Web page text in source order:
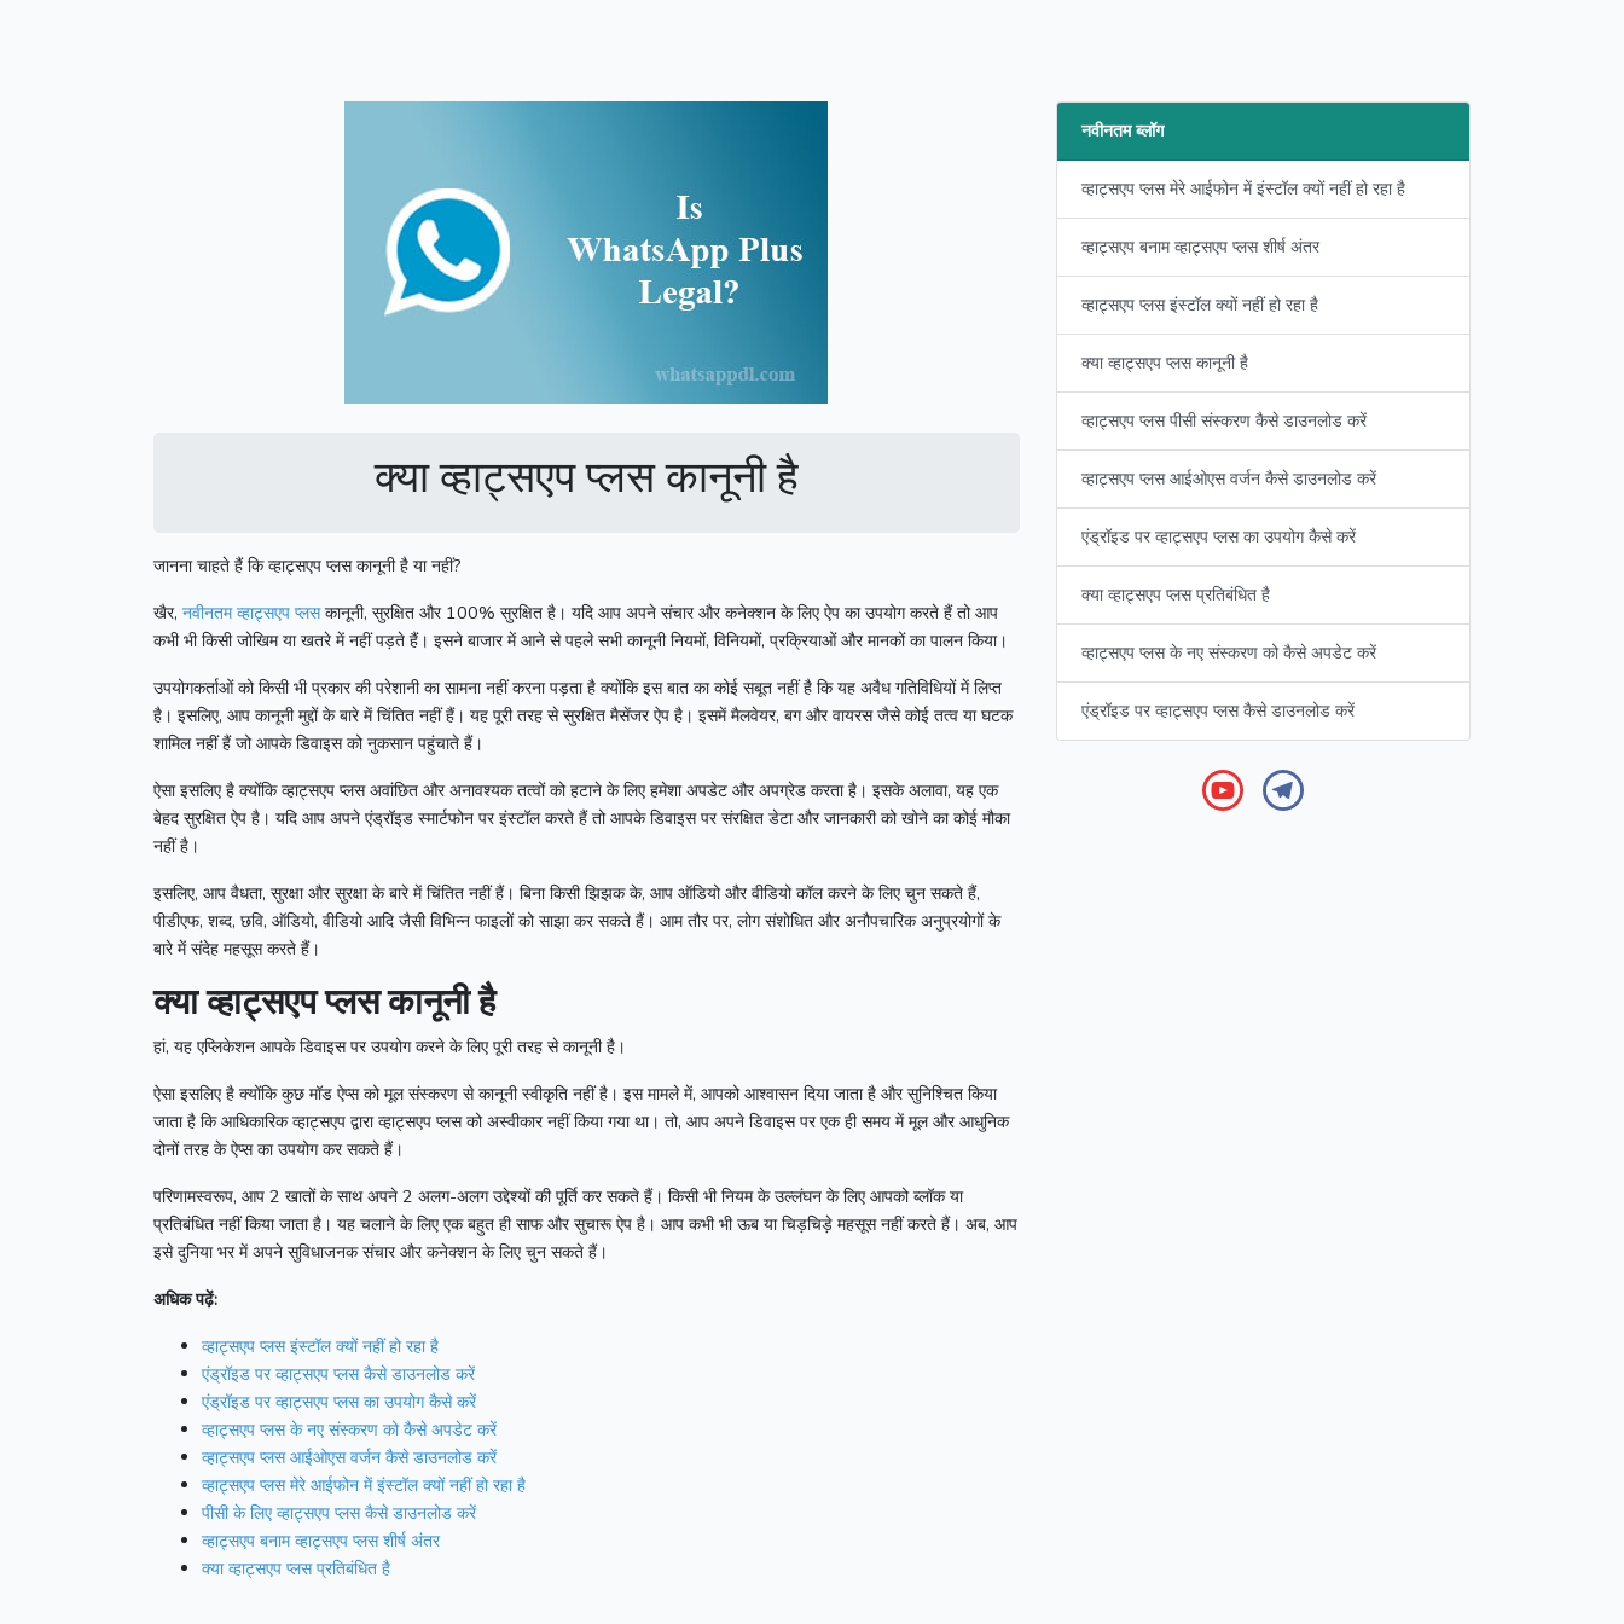
क्या व्हाट्सएप प्लस कानूनी है
जानना चाहते हैं कि व्हाट्सएप प्लस कानूनी है या नहीं?
खैर, नवीनतम व्हाट्सएप प्लसकानूनी, सुरक्षित और 100% सुरक्षित है। यदि आप अपने संचार और कनेक्शन के लिए ऐप का उपयोग करते हैं तो आप
कभी भी किसी जोखिम या खतरे में नहीं पड़ते हैं। इसने बाजार में आने से पहले सभी कानूनी नियमों, विनियमों, प्रक्रियाओं और मानकों का पालन किया।
उपयोगकर्ताओं को किसी भी प्रकार की परेशानी का सामना नहीं करना पड़ता है क्योंकि इस बात का कोई सबूत नहीं है कि यह अवैध गतिविधियों में लिप्त
है। इसलिए, आप कानूनी मुद्दों के बारे में चिंतित नहीं हैं। यह पूरी तरह से सुरक्षित मैसेंजर ऐप है। इसमें मैलवेयर, बग और वायरस जैसे कोई तत्व या घटक
शामिल नहीं हैं जो आपके डिवाइस को नुकसान पहुंचाते हैं।
ऐसा इसलिए है क्योंकि व्हाट्सएप प्लस अवांछित और अनावश्यक तत्वों को हटाने के लिए हमेशा अपडेट और अपग्रेड करता है। इसके अलावा, यह एक
बेहद सुरक्षित ऐप है। यदि आप अपने एंड्रॉइड स्मार्टफोन पर इंस्टॉल करते हैं तो आपके डिवाइस पर संरक्षित डेटा और जानकारी को खोने का कोई मौका
नहीं है।
इसलिए, आप वैधता, सुरक्षा और सुरक्षा के बारे में चिंतित नहीं हैं। बिना किसी झिझक के, आप ऑडियो और वीडियो कॉल करने के लिए चुन सकते हैं,
पीडीएफ, शब्द, छवि, ऑडियो, वीडियो आदि जैसी विभिन्न फाइलों को साझा कर सकते हैं। आम तौर पर, लोग संशोधित और अनौपचारिक अनुप्रयोगों के
बारे में संदेह महसूस करते हैं।
क्या व्हाट्सएप प्लस कानूनी है
हां, यह एप्लिकेशन आपके डिवाइस पर उपयोग करने के लिए पूरी तरह से कानूनी है।
ऐसा इसलिए है क्योंकि कुछ मॉड ऐप्स को मूल संस्करण से कानूनी स्वीकृति नहीं है। इस मामले में, आपको आश्वासन दिया जाता है और सुनिश्चित किया
जाता है कि आधिकारिक व्हाट्सएप द्वारा व्हाट्सएप प्लस को अस्वीकार नहीं किया गया था। तो, आप अपने डिवाइस पर एक ही समय में मूल और आधुनिक
दोनों तरह के ऐप्स का उपयोग कर सकते हैं।
परिणामस्वरूप, आप 2 खातों के साथ अपने 2 अलग-अलग उद्देश्यों की पूर्ति कर सकते हैं। किसी भी नियम के उल्लंघन के लिए आपको ब्लॉक या
प्रतिबंधित नहीं किया जाता है। यह चलाने के लिए एक बहुत ही साफ और सुचारू ऐप है। आप कभी भी ऊब या चिड़चिड़े महसूस नहीं करते हैं। अब, आप
इसे दुनिया भर में अपने सुविधाजनक संचार और कनेक्शन के लिए चुन सकते हैं।
अधिक पढ़ें:
व्हाट्सएप प्लस इंस्टॉल क्यों नहीं हो रहा है
एंड्रॉइड पर व्हाट्सएप प्लस कैसे डाउनलोड करें
एंड्रॉइड पर व्हाट्सएप प्लस का उपयोग कैसे करें
व्हाट्सएप प्लस के नए संस्करण को कैसे अपडेट करें
व्हाट्सएप प्लस आईओएस वर्जन कैसे डाउनलोड करें
व्हाट्सएप प्लस मेरे आईफोन में इंस्टॉल क्यों नहीं हो रहा है
पीसी के लिए व्हाट्सएप प्लस कैसे डाउनलोड करें
व्हाट्सएप बनाम व्हाट्सएप प्लस शीर्ष अंतर
क्या व्हाट्सएप प्लस प्रतिबंधित है
नवीनतम ब्लॉग
व्हाट्सएप प्लस मेरे आईफोन में इंस्टॉल क्यों नहीं हो रहा है
व्हाट्सएप बनाम व्हाट्सएप प्लस शीर्ष अंतर
व्हाट्सएप प्लस इंस्टॉल क्यों नहीं हो रहा है
क्या व्हाट्सएप प्लस कानूनी है
व्हाट्सएप प्लस पीसी संस्करण कैसे डाउनलोड करें
व्हाट्सएप प्लस आईओएस वर्जन कैसे डाउनलोड करें
एंड्रॉइड पर व्हाट्सएप प्लस का उपयोग कैसे करें
क्या व्हाट्सएप प्लस प्रतिबंधित है
व्हाट्सएप प्लस के नए संस्करण को कैसे अपडेट करें
एंड्रॉइड पर व्हाट्सएप प्लस कैसे डाउनलोड करें